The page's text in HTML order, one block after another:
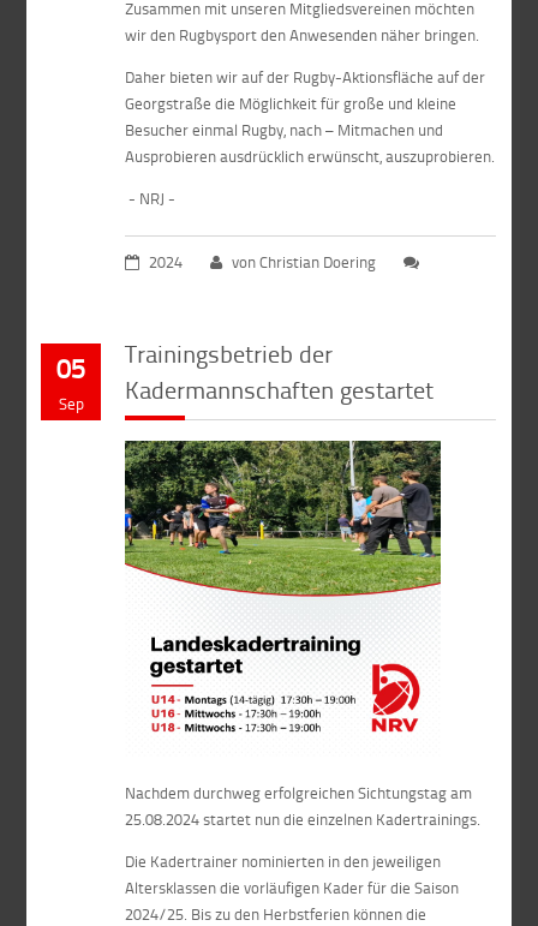
Zusammen mit unseren Mitgliedsvereinen möchten
wir den Rugbysport den Anwesenden näher bringen.
Daher bieten wir auf der Rugby-Aktionsfläche auf der
Georgstraße die Möglichkeit für große und kleine
Besucher einmal Rugby, nach – Mitmachen und
Ausprobieren ausdrücklich erwünscht, auszuprobieren.
- NRJ -
2024 von Christian Doering
05
Sep
Trainingsbetrieb der
Kadermannschaften gestartet
Nachdem durchweg erfolgreichen Sichtungstag am
25.08.2024 startet nun die einzelnen Kadertrainings.
Die Kadertrainer nominierten in den jeweiligen
Altersklassen die vorläufigen Kader für die Saison
2024/25. Bis zu den Herbstferien können die